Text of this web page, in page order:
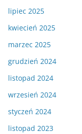
lipiec 2025
kwiecień 2025
marzec 2025
grudzień 2024
listopad 2024
wrzesień 2024
styczeń 2024
listopad 2023